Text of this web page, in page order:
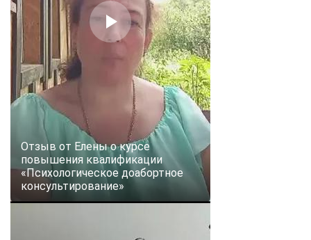
Отзыв от Елены о курсе
повышения квалификации
«Психологическое доабортное
консультирование»
Мессенджеры
Свяжитесь с нами через любой удобный мессенджер!
WhatsApp
Vkontakte EMail
Max